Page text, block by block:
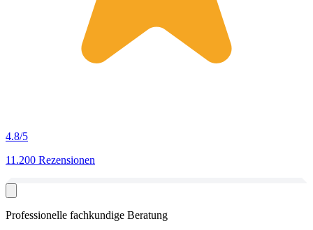
4.8/5
11.200 Rezensionen
Professionelle fachkundige Beratung